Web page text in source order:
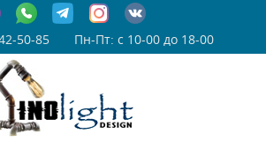
50-85 Пн-Пт: с 10-00 до 18-00